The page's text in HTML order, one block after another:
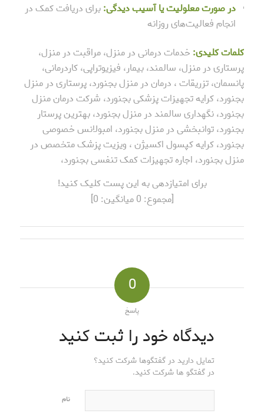
در صورت معلولیت یا آسیب دیدگی:برای دریافت کمک در
انجام فعالیت‌های روزانه
کلمات کلیدی: خدمات درمانی در منزل، مراقبت در منزل،
پرستاری در منزل، سالمند، بیمار، فیزیوتراپی، کاردرمانی،
پانسمان، تزریقات ، درمان در منزل بجنورد، پرستاری در منزل
بجنورد، کرایه تجهیزات پزشکی بجنورد، شرکت درمان منزل
بجنورد، نگهداری سالمند در منزل بجنورد، بهترین پرستار
بجنورد، توانبخشی در منزل بجنورد، امبولانس خصوصی
بجنورد، کرایه کپسول اکسیژن ، ویزیت پزشک متخصص در
منزل بجنورد، اجاره تجهیزات کمک تنفسی بجنورد،
برای امتیازدهی به این پست کلیک کنید!
[مجموع: 0میانگین: 0
]
0
پاسخ
دیدگاه خود را ثبت کنید
تمایل دارید در گفتگوها شرکت کنید؟
در گفتگو ها شرکت کنید.
نام